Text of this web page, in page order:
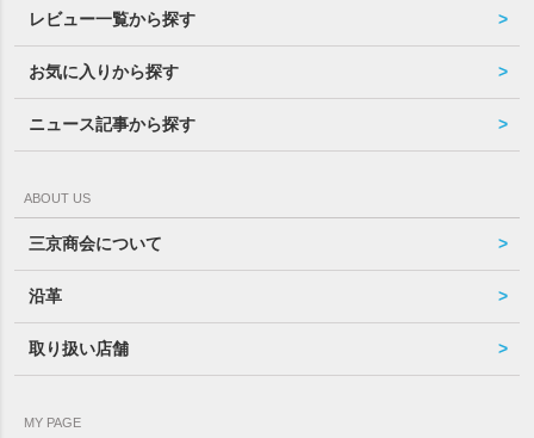
レビュー一覧から探す
お気に入りから探す
ニュース記事から探す
ABOUT US
三京商会について
沿革
取り扱い店舗
MY PAGE